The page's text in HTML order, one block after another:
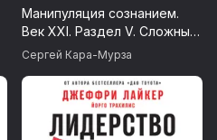
Манипуляция сознанием.
Век XXI. Раздел V. Сложные
манипулятивные
Сергей Кара-Мурза